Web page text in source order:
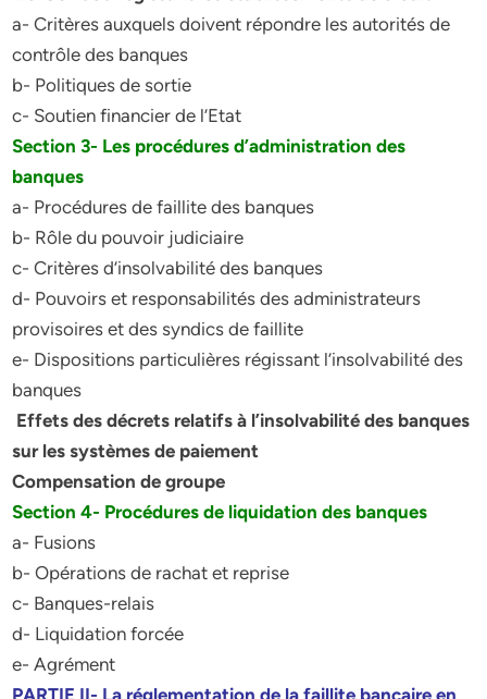
a- Critères auxquels doivent répondre les autorités de
contrôle des banques
b- Politiques de sortie
c- Soutien financier de l’Etat
Section 3- Les procédures d’administration des
banques
a- Procédures de faillite des banques
b- Rôle du pouvoir judiciaire
c- Critères d’insolvabilité des banques
d- Pouvoirs et responsabilités des administrateurs
provisoires et des syndics de faillite
e- Dispositions particulières régissant l’insolvabilité des
banques
Effets des décrets relatifs à l’insolvabilité des banques
sur les systèmes de paiement
Compensation de groupe
Section 4- Procédures de liquidation des banques
a- Fusions
b- Opérations de rachat et reprise
c- Banques-relais
d- Liquidation forcée
e- Agrément
PARTIE II- La réglementation de la faillite bancaire en